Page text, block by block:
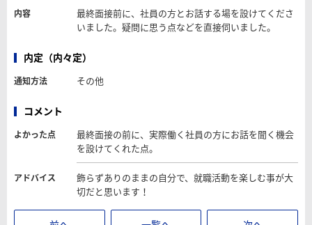
内容
最終面接前に、社員の方とお話する場を設けてくださ
いました。疑問に思う点などを直接伺いました。
内定（内々定）
通知方法 その他
コメント
よかった点
最終面接の前に、実際働く社員の方にお話を聞く機会
を設けてくれた点。
アドバイス
飾らずありのままの自分で、就職活動を楽しむ事が大
切だと思います！